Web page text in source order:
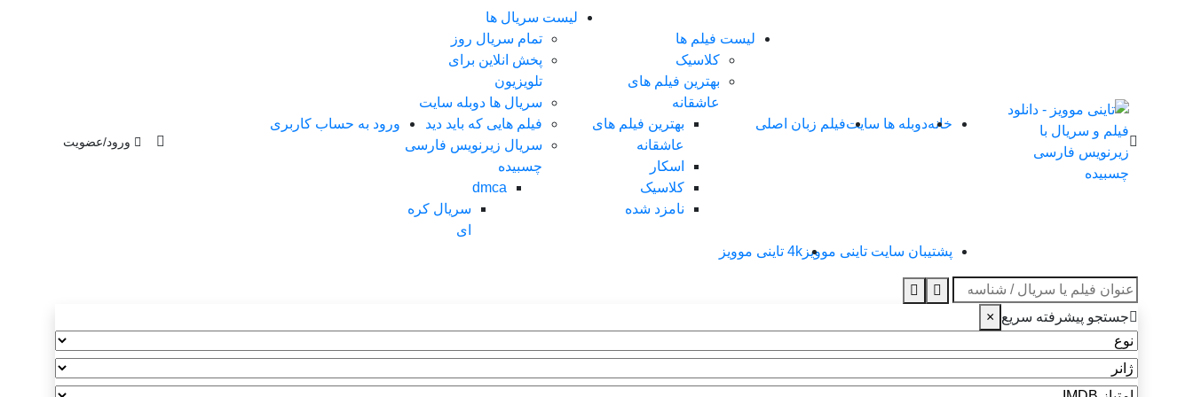
خانهدوبله ها سایتفیلم زبان اصلی
لیست فیلم ها
کلاسیک
بهترین فیلم های
عاشقانه
بهترین فیلم های
عاشقانه
اسکار
کلاسیک
نامزد شده
لیست سریال ها
تمام سریال روز
پخش انلاین برای
تلویزیون
سریال ها دوبله سایت
فیلم هایی که باید دید
سریال زیرنویس فارسی
چسبیده
dmca
سریال کره
ای
ورود به حساب کاربری
پشتیبان سایت تاینی موویز4k تاینی موویز
ورود/عضویت
عنوان جستجو
جستجو پیشرفته سریع ×
نوع
ژانر